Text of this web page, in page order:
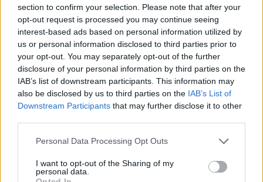
section to confirm your selection. Please note that after your
opt-out request is processed you may continue seeing
interest-based ads based on personal information utilized by
us or personal information disclosed to third parties prior to
your opt-out. You may separately opt-out of the further
disclosure of your personal information by third parties on the
IAB’s list of downstream participants. This information may
also be disclosed by us to third parties on the IAB’s List of
Downstream Participants that may further disclose it to other
Please note that this website/app uses one or more Google
not limited to your visit or usage behaviour. You may click to
grant or deny consent to Google and its third-party tags to
Personal Data Processing Opt Outs
I want to opt-out of the Sharing of my
personal data.
HÍRLEVÉL
Név
E-mail cím
Feliratkozom a hírlevélre és elfogadom az
adatvédelmi